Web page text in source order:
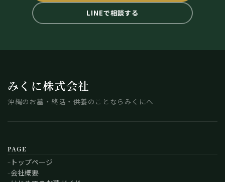
LINEで相談する
みくに株式会社
沖縄のお墓・終活・供養のことならみくにへ
PAGE
トップページ
会社概要